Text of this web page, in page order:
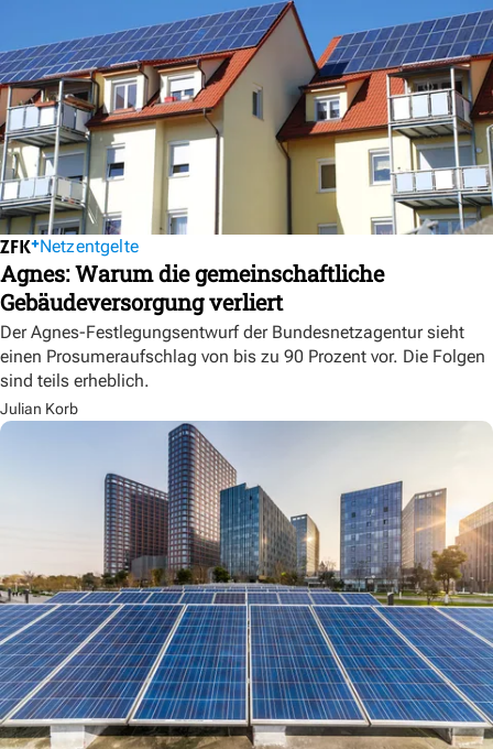
Netzentgelte
Agnes: Warum die gemeinschaftliche
Gebäudeversorgung verliert
Der Agnes-Festlegungsentwurf der Bundesnetzagentur sieht
einen Prosumeraufschlag von bis zu 90 Prozent vor. Die Folgen
sind teils erheblich.
Julian Korb